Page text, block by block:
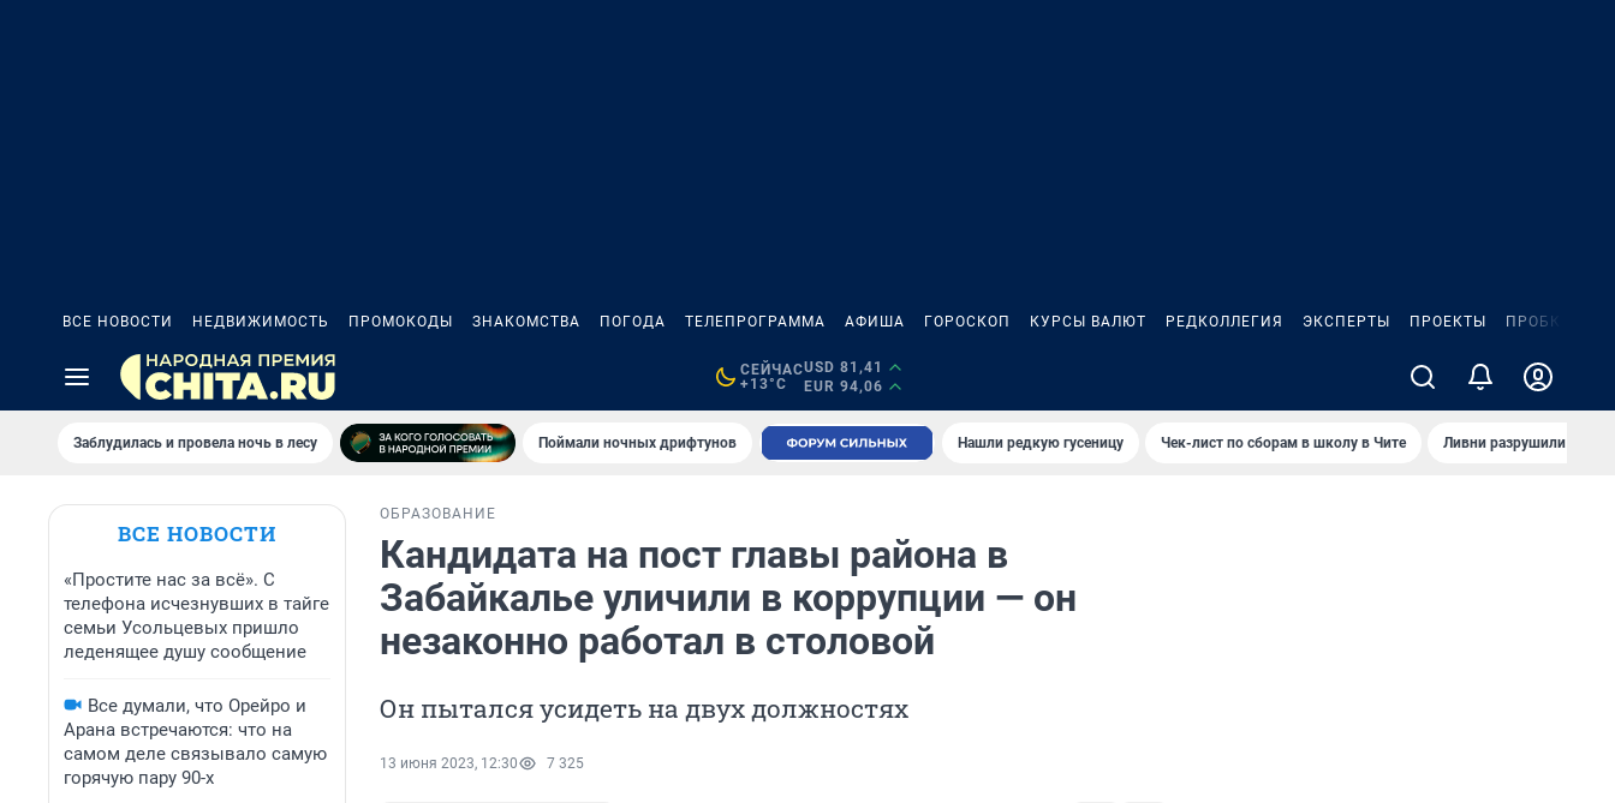
ВСЕ НОВОСТИ НЕДВИЖИМОСТЬ ПРОМОКОДЫ ЗНАКОМСТВА ПОГОДА ТЕЛЕПРОГРАММА АФИША ГОРОСКОП КУРСЫ ВАЛЮТ РЕДКОЛЛЕГИЯ ЭКСПЕРТЫ ПРОЕКТЫ ПРОБКИ
СЕЙЧАС
+13°C
USD 81,41
EUR 94,06
Заблудилась и провела ночь в лесу Поймали ночных дрифтунов Нашли редкую гусеницу Чек-лист по сборам в школу в Чите Ливни разрушили
ВСЕ НОВОСТИ
«Простите нас за всё». С
телефона исчезнувших в тайге
семьи Усольцевых пришло
леденящее душу сообщение
Все думали, что Орейро и
Арана встречаются: что на
самом деле связывало самую
горячую пару 90-х
ОБРАЗОВАНИЕ
Кандидата на пост главы района в
Забайкалье уличили в коррупции — он
незаконно работал в столовой
Он пытался усидеть на двух должностях
13 июня 2023, 12:30 7 325